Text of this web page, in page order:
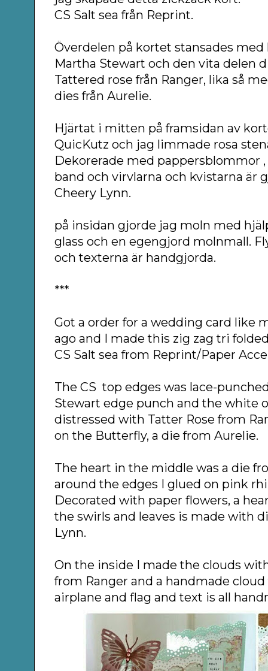
CS Salt sea från Reprint.
Överdelen på kortet stansades med
Martha Stewart och den vita delen
Tattered rose från Ranger, lika så
dies från Aurelie.
Hjärtat i mitten på framsidan av
QuicKutz och jag limmade rosa
Dekorerade med pappersblommor
band och virvlarna och kvistarna är
Cheery Lynn.
på insidan gjorde jag moln med
glass och en egengjord molnmall.
och texterna är handgjorda.
***
Got a order for a wedding card like
ago and I made this zig zag tri
CS Salt sea from Reprint/Paper
The CS top edges was lace-
Stewart edge punch and the white
distressed with Tatter Rose from
on the Butterfly, a die from Aurelie.
The heart in the middle was a die
around the edges I glued on pink
Decorated with paper flowers, a
the swirls and leaves is made with
Lynn.
On the inside I made the clouds
from Ranger and a handmade
airplane and flag and text is all